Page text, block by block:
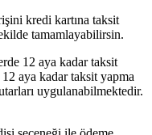
kredi kartına taksit
tamamlayabilirsin.
12 aya kadar taksit
aya kadar taksit yapma
uygulanabilmektedir.